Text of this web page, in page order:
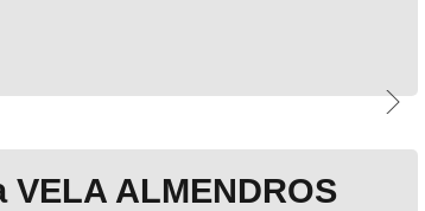
VELA ALMENDROS